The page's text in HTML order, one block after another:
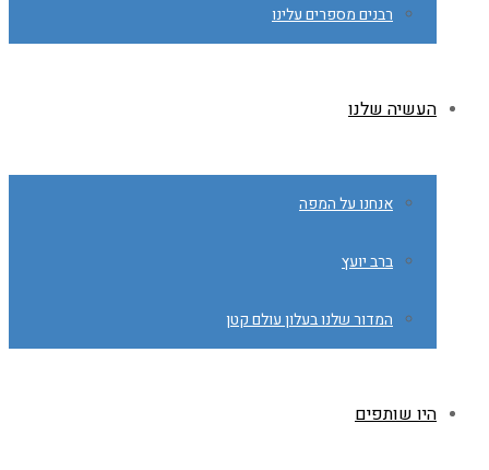
רבנים מספרים עלינו
העשיה שלנו
אנחנו על המפה
ברב יועץ
המדור שלנו בעלון עולם קטן
היו שותפים